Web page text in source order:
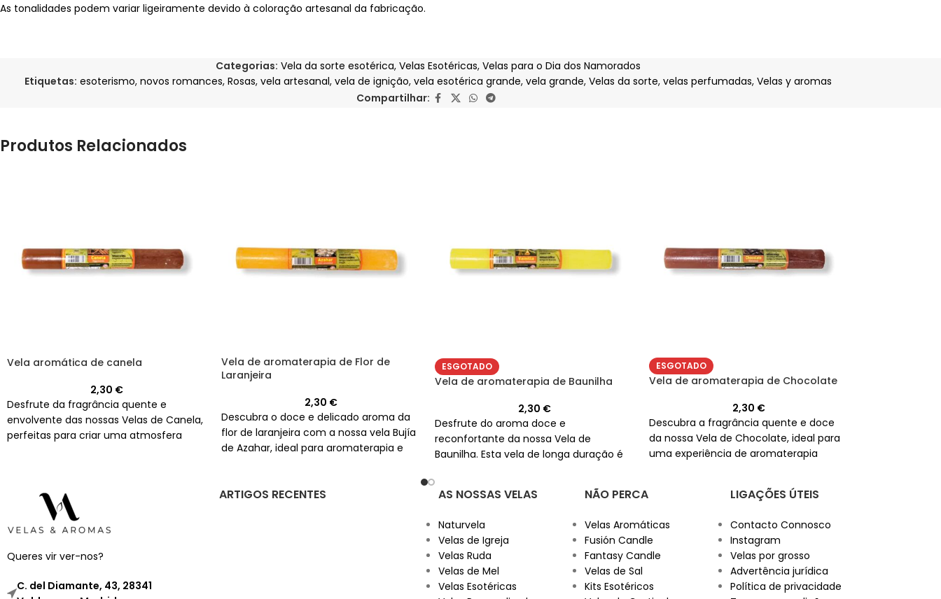
As tonalidades podem variar ligeiramente devido à coloração artesanal da fabricação.
Categorias: Vela da sorte esotérica, Velas Esotéricas, Velas para o Dia dos Namorados
Etiquetas: esoterismo, novos romances, Rosas, vela artesanal, vela de ignição, vela esotérica grande, vela grande, Velas da sorte, velas perfumadas, Velas y aromas
Compartilhar:
Produtos Relacionados
Vela aromática de canela
2,30 €
Desfrute da fragrância quente e
envolvente das nossas Velas de Canela,
perfeitas para criar uma atmosfera
Vela de aromaterapia de Flor de
Laranjeira
2,30 €
Descubra o doce e delicado aroma da
flor de laranjeira com a nossa vela Bujía
de Azahar, ideal para aromaterapia e
ESGOTADO
Vela de aromaterapia de Baunilha
2,30 €
Desfrute do aroma doce e
reconfortante da nossa Vela de
Baunilha. Esta vela de longa duração é
ESGOTADO
Vela de aromaterapia de Chocolate
2,30 €
Descubra a fragrância quente e doce
da nossa Vela de Chocolate, ideal para
uma experiência de aromaterapia
Queres vir ver-nos?
C. del Diamante, 43, 28341
ARTIGOS RECENTES AS NOSSAS VELAS
Naturvela
Velas de Igreja
Velas Ruda
Velas de Mel
Velas Esotéricas
NÃO PERCA
Velas Aromáticas
Fusión Candle
Fantasy Candle
Velas de Sal
Kits Esotéricos
LIGAÇÕES ÚTEIS
Contacto Connosco
Instagram
Velas por grosso
Advertência jurídica
Política de privacidade